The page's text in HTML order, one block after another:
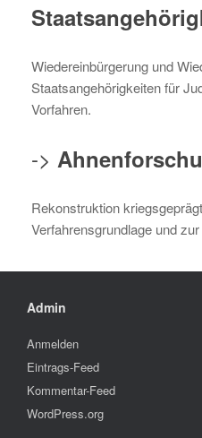
Wiedereinbürgerung und
Staatsangehörigkeiten für
Vorfahren.
->
Rekonstruktion
Verfahrensgrundlage und
Admin
Anmelden
Eintrags-Feed
Kommentar-Feed
WordPress.org